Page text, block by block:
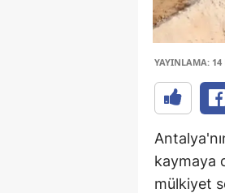
YAYINLAMA: 14
kaymaya
mülkiyet